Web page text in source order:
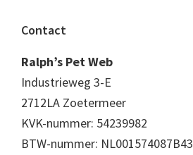
Footer
Contact
Ralph’s Pet Web
Industrieweg 3-E
2712LA Zoetermeer
KVK-nummer: 54239982
BTW-nummer: NL001574087B43